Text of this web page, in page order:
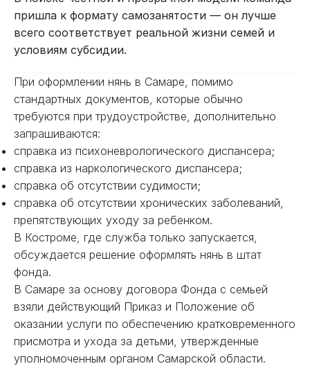
пришла к формату самозанятости — он лучше
всего соответствует реальной жизни семей и
условиям субсидии.
При оформлении нянь в Самаре, помимо
стандартных документов, которые обычно
требуются при трудоустройстве, дополнительно
запрашиваются:
справка из психоневрологического диспансера;
справка из наркологического диспансера;
справка об отсутствии судимости;
справка об отсутствии хронических заболеваний,
препятствующих уходу за ребенком.
В Костроме, где служба только запускается,
обсуждается решение оформлять нянь в штат
фонда.
В Самаре за основу договора Фонда с семьей
взяли действующий Приказ и Положение об
оказании услуги по обеспечению кратковременного
присмотра и ухода за детьми, утвержденные
уполномоченным органом Самарской области.